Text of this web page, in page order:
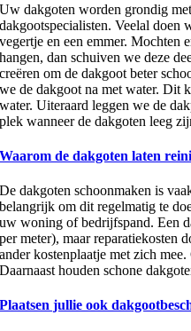
Uw dakgoten worden grondig
dakgootspecialisten. Veelal doen
vegertje en een emmer. Mochten
hangen, dan schuiven we deze
creëren om de dakgoot beter
we de dakgoot na met water. Dit
water. Uiteraard leggen we de
plek wanneer de dakgoten leeg
Waarom de dakgoten laten
De dakgoten schoonmaken is
belangrijk om dit regelmatig te
uw woning of bedrijfspand. Een
per meter), maar reparatiekosten
ander kostenplaatje met zich
Daarnaast houden schone
Plaatsen jullie ook